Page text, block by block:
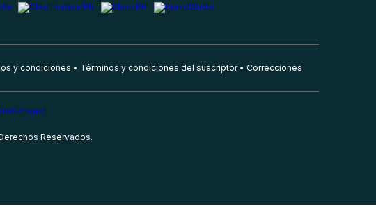
y condiciones Términos y condiciones del suscriptor Correcciones
Reservados.